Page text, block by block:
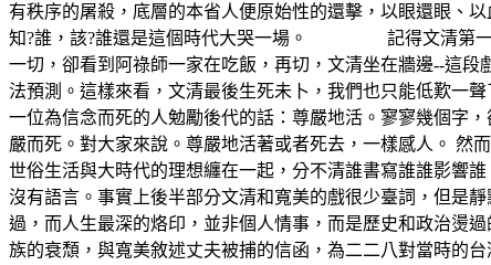
有秩序的屠殺，底層的本省人便原始性的還擊，以眼還眼、
知?誰，該?誰還是這個時代大哭一場。 記得文清第一次
一切，卻看到阿祿師一家在吃飯，再切，文清坐在牆邊--這
法預測。這樣來看，文清最後生死未卜，我們也只能低歎
一位為信念而死的人勉勵後代的話：尊嚴地活。寥寥幾個字
嚴而死。對大家來說。尊嚴地活著或者死去，一樣感人。
世俗生活與大時代的理想纏在一起，分不清誰書寫誰誰影
沒有語言。事實上後半部分文清和寬美的戲很少臺詞，但是
過，而人生最深的烙印，並非個人情事，而是歷史和政治燙
族的衰頹，與寬美敘述丈夫被捕的信函，為二二八對當時的